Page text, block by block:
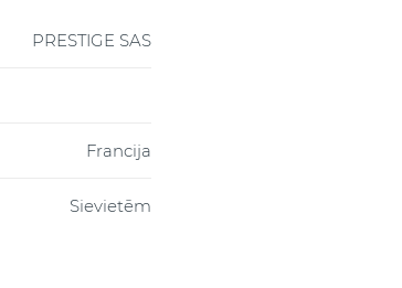
PRESTIGE SAS
Francija
Sievietēm